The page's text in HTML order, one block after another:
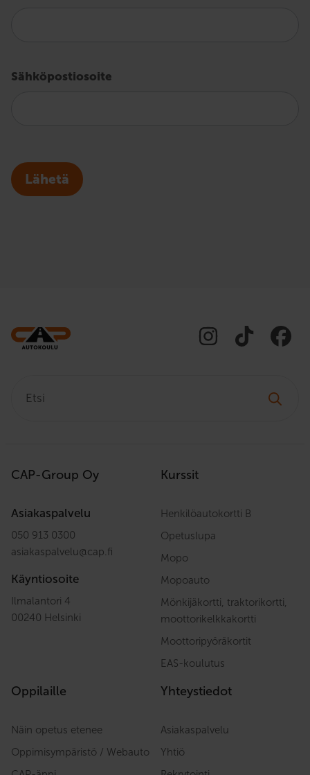
Sähköpostiosoite
Lähetä
CAP-Group Oy
Asiakaspalvelu
050 913 0300
asiakaspalvelu@cap.fi
Käyntiosoite
Ilmalantori 4
00240 Helsinki
Kurssit
Henkilöautokortti B
Opetuslupa
Mopo
Mopoauto
Mönkijäkortti, traktorikortti,
moottorikelkkakortti
Moottoripyöräkortit
EAS-koulutus
Oppilaille
Näin opetus etenee
Oppimisympäristö / Webauto
Yhteystiedot
Asiakaspalvelu
Yhtiö